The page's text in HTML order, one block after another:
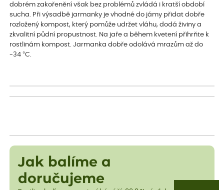
dobrém zakořenění však bez problémů zvládá i kratší období
sucha. Při výsadbě jarmanky je vhodné do jámy přidat dobře
rozložený kompost, který pomůže udržet vláhu, dodá živiny a
zkvalitní půdní propustnost. Na jaře a během kvetení přihrňte k
rostlinám kompost. Jarmanka dobře odolává mrazům až do
-34 °C.
Jak balíme a
doručujeme